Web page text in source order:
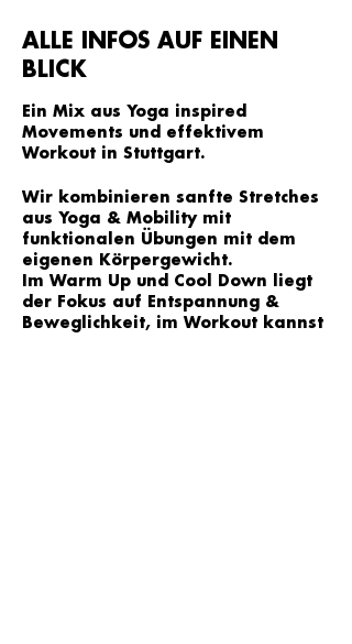
ALLE INFOS AUF EINEN
BLICK
Ein Mix aus Yoga inspired
Movements und effektivem
Workout in Stuttgart.
Wir kombinieren sanfte Stretches
aus Yoga & Mobility mit
funktionalen Übungen mit dem
eigenen Körpergewicht.
Im Warm Up und Cool Down liegt
der Fokus auf Entspannung &
Beweglichkeit, im Workout kannst